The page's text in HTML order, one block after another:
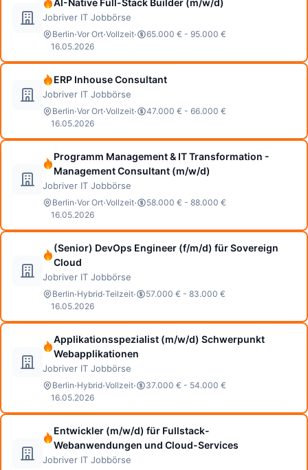
AI-Native Full-Stack Builder (m/w/d)
Jobriver IT Jobbörse
Berlin·Vor Ort·Vollzeit·
65.000 € - 95.000 €
16.05.2026
ERP Inhouse Consultant
Jobriver IT Jobbörse
Berlin·Vor Ort·Vollzeit·
47.000 € - 66.000 €
16.05.2026
Programm Management & IT Transformation -
Management Consultant (m/w/d)
Jobriver IT Jobbörse
Berlin·Vor Ort·Vollzeit·
58.000 € - 88.000 €
16.05.2026
(Senior) DevOps Engineer (f/m/d) für Sovereign
Cloud
Jobriver IT Jobbörse
Berlin·Hybrid·Teilzeit·
57.000 € - 83.000 €
16.05.2026
Applikationsspezialist (m/w/d) Schwerpunkt
Webapplikationen
Jobriver IT Jobbörse
Berlin·Hybrid·Vollzeit·
37.000 € - 54.000 €
16.05.2026
Entwickler (m/w/d) für Fullstack-
Webanwendungen und Cloud-Services
Jobriver IT Jobbörse